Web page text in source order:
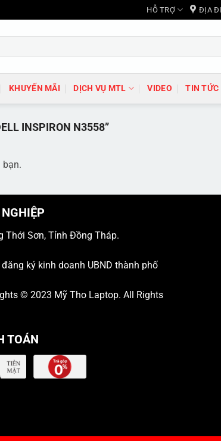
HỖ TRỢ ĐỊA
KHUYẾN MÃI DỊCH VỤ MTL VIDEO TIN TỨC
INSPIRON N3558”
bạn.
Thới Sơn, Tỉnh Đồng Tháp.
ký kinh doanh UBND thành phố
© 2023 Mỹ Tho Laptop. All Rights
TOÁN